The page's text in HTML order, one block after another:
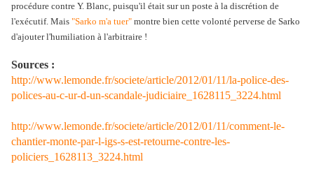
procédure contre Y. Blanc, puisqu'il était sur un poste à la discrétion de
l'exécutif. Mais "Sarko m'a tuer" montre bien cette volonté perverse de Sarko
d'ajouter l'humiliation à l'arbitraire !
Sources :
http://www.lemonde.fr/societe/article/2012/01/11/la-police-des-
polices-au-c-ur-d-un-scandale-judiciaire_1628115_3224.html
http://www.lemonde.fr/societe/article/2012/01/11/comment-le-
chantier-monte-par-l-igs-s-est-retourne-contre-les-
policiers_1628113_3224.html